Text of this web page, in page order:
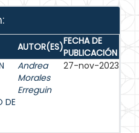
AUTOR(ES)FECHA DE
PUBLICACIÓN
DE
Andrea
Morales
Erreguin
27-nov-2023